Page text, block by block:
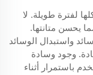
لفترة طويلة. لا
يحسن متانتها.
واستبدال الوسائد
وجود وسادة
باستمرار أثناء